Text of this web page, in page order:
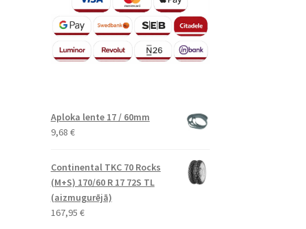
Aploka lente 17 / 60mm
9,68 €
Continental TKC 70 Rocks
(M+S) 170/60 R 17 72S TL
(aizmugurējā)
167,95 €